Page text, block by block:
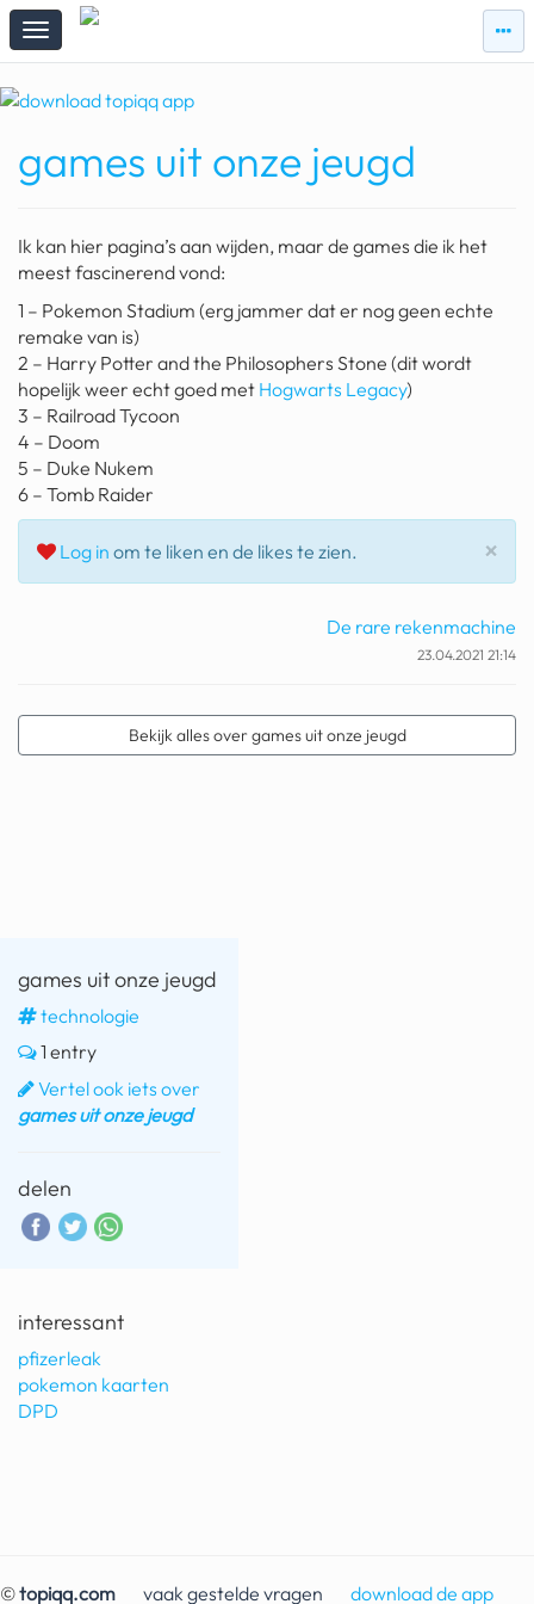
zie
topiqqs
zie
#vandaag
Topiqqs Reacties
ark van noach
pokemon kaarten
fomo
21.4 procent btw
deepseek
groenland
geochelone yniphora
it really whips the llama s
ryanair
dpd
fatbike
rachael gunn
yusuf dikeç
chevrolet mohawk
games uit onze jeugd
Ik kan hier pagina’s aan wijden, maar de games die ik het
meest fascinerend vond:
1 – Pokemon Stadium (erg jammer dat er nog geen echte
remake van is)
2 – Harry Potter and the Philosophers Stone (dit wordt
hopelijk weer echt goed met Hogwarts Legacy)
3 – Railroad Tycoon
4 – Doom
5 – Duke Nukem
6 – Tomb Raider
×
Log in om te liken en de likes te zien.
De rare rekenmachine
23.04.2021 21:14
Bekijk alles over games uit onze jeugd
games uit onze jeugd
technologie
1 entry
Vertel ook iets over
games uit onze jeugd
delen
interessant
pfizerleak
pokemon kaarten
DPD
©topiqq.com vaak gestelde vragen download de app